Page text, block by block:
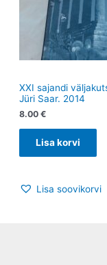
XXI sajandi
Jüri Saar. 2014
8.00 €
Lisa korvi
Lisa soovikorvi